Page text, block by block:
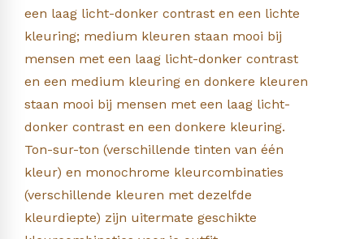
een laag licht-donker contrast en een lichte
kleuring; medium kleuren staan mooi bij
mensen met een laag licht-donker contrast
en een medium kleuring en donkere kleuren
staan mooi bij mensen met een laag licht-
donker contrast en een donkere kleuring.
Ton-sur-ton (verschillende tinten van één
kleur) en monochrome kleurcombinaties
(verschillende kleuren met dezelfde
kleurdiepte) zijn uitermate geschikte